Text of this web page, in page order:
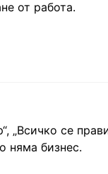
от работа.
„Всичко се
няма бизнес.